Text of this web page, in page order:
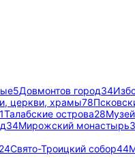
5Довмонтов город34
церкви, храмы78
Талабские острова28
34Мирожский монастырь
24Свято-Троицкий собор44